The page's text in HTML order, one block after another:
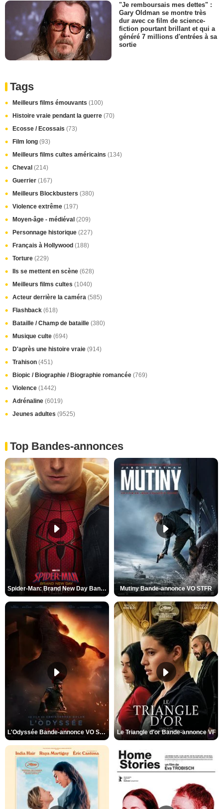
"Je remboursais mes dettes" :
Gary Oldman se montre très
dur avec ce film de science-
fiction pourtant brillant et qui a
généré 7 millions d'entrées à sa
sortie
Tags
Meilleurs films émouvants (100)
Histoire vraie pendant la guerre (70)
Ecosse / Ecossais (73)
Film long (93)
Meilleurs films cultes américains (134)
Cheval (214)
Guerrier (167)
Meilleurs Blockbusters (380)
Violence extrême (197)
Moyen-âge - médiéval (209)
Personnage historique (227)
Français à Hollywood (188)
Torture (229)
Ils se mettent en scène (628)
Meilleurs films cultes (1040)
Acteur derrière la caméra (585)
Flashback (618)
Bataille / Champ de bataille (380)
Musique culte (694)
D'après une histoire vraie (914)
Trahison (451)
Biopic / Biographie / Biographie romancée (769)
Violence (1442)
Adrénaline (6019)
Jeunes adultes (9525)
Top Bandes-annonces
Spider-Man: Brand New Day Bande-annonce VO STFR Mutiny Bande-annonce VO STFR
L'Odyssée Bande-annonce VO STFR Le Triangle d'or Bande-annonce VF